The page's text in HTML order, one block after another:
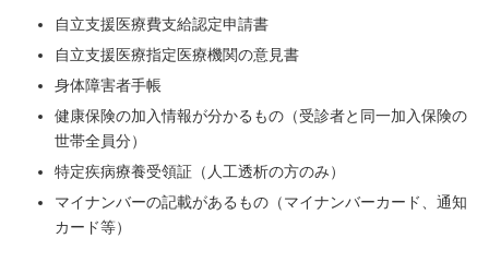
自立支援医療費支給認定申請書
自立支援医療指定医療機関の意見書
身体障害者手帳
健康保険の加入情報が分かるもの（受診者と同一加入保険の
世帯全員分）
特定疾病療養受領証（人工透析の方のみ）
マイナンバーの記載があるもの（マイナンバーカード、通知
カード等）